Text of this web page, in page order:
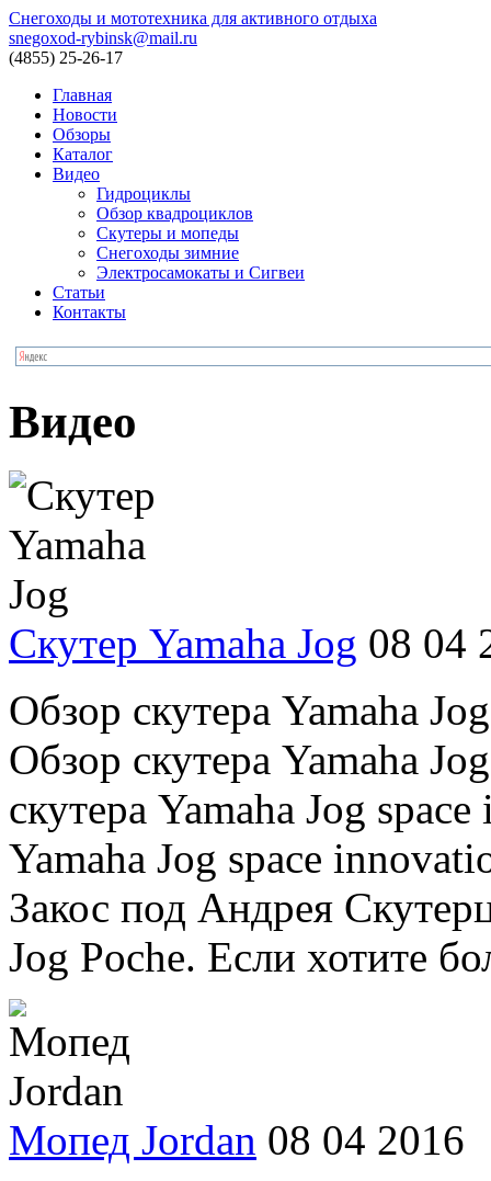
Снегоходы и мототехника для активного отдыха
snegoxod-rybinsk@mail.ru
(4855) 25-26-17
Главная
Новости
Обзоры
Каталог
Видео
Гидроциклы
Обзор квадроциклов
Скутеры и мопеды
Снегоходы зимние
Электросамокаты и Сигвеи
Статьи
Контакты
Видео
Скутер Yamaha Jog 08 04
Обзор скутера Yamaha
Обзор скутера Yamaha
скутера Yamaha Jog
Yamaha Jog space
Закос под Андрея
Jog Poche. Если хотите
Мопед Jordan 08 04 2016